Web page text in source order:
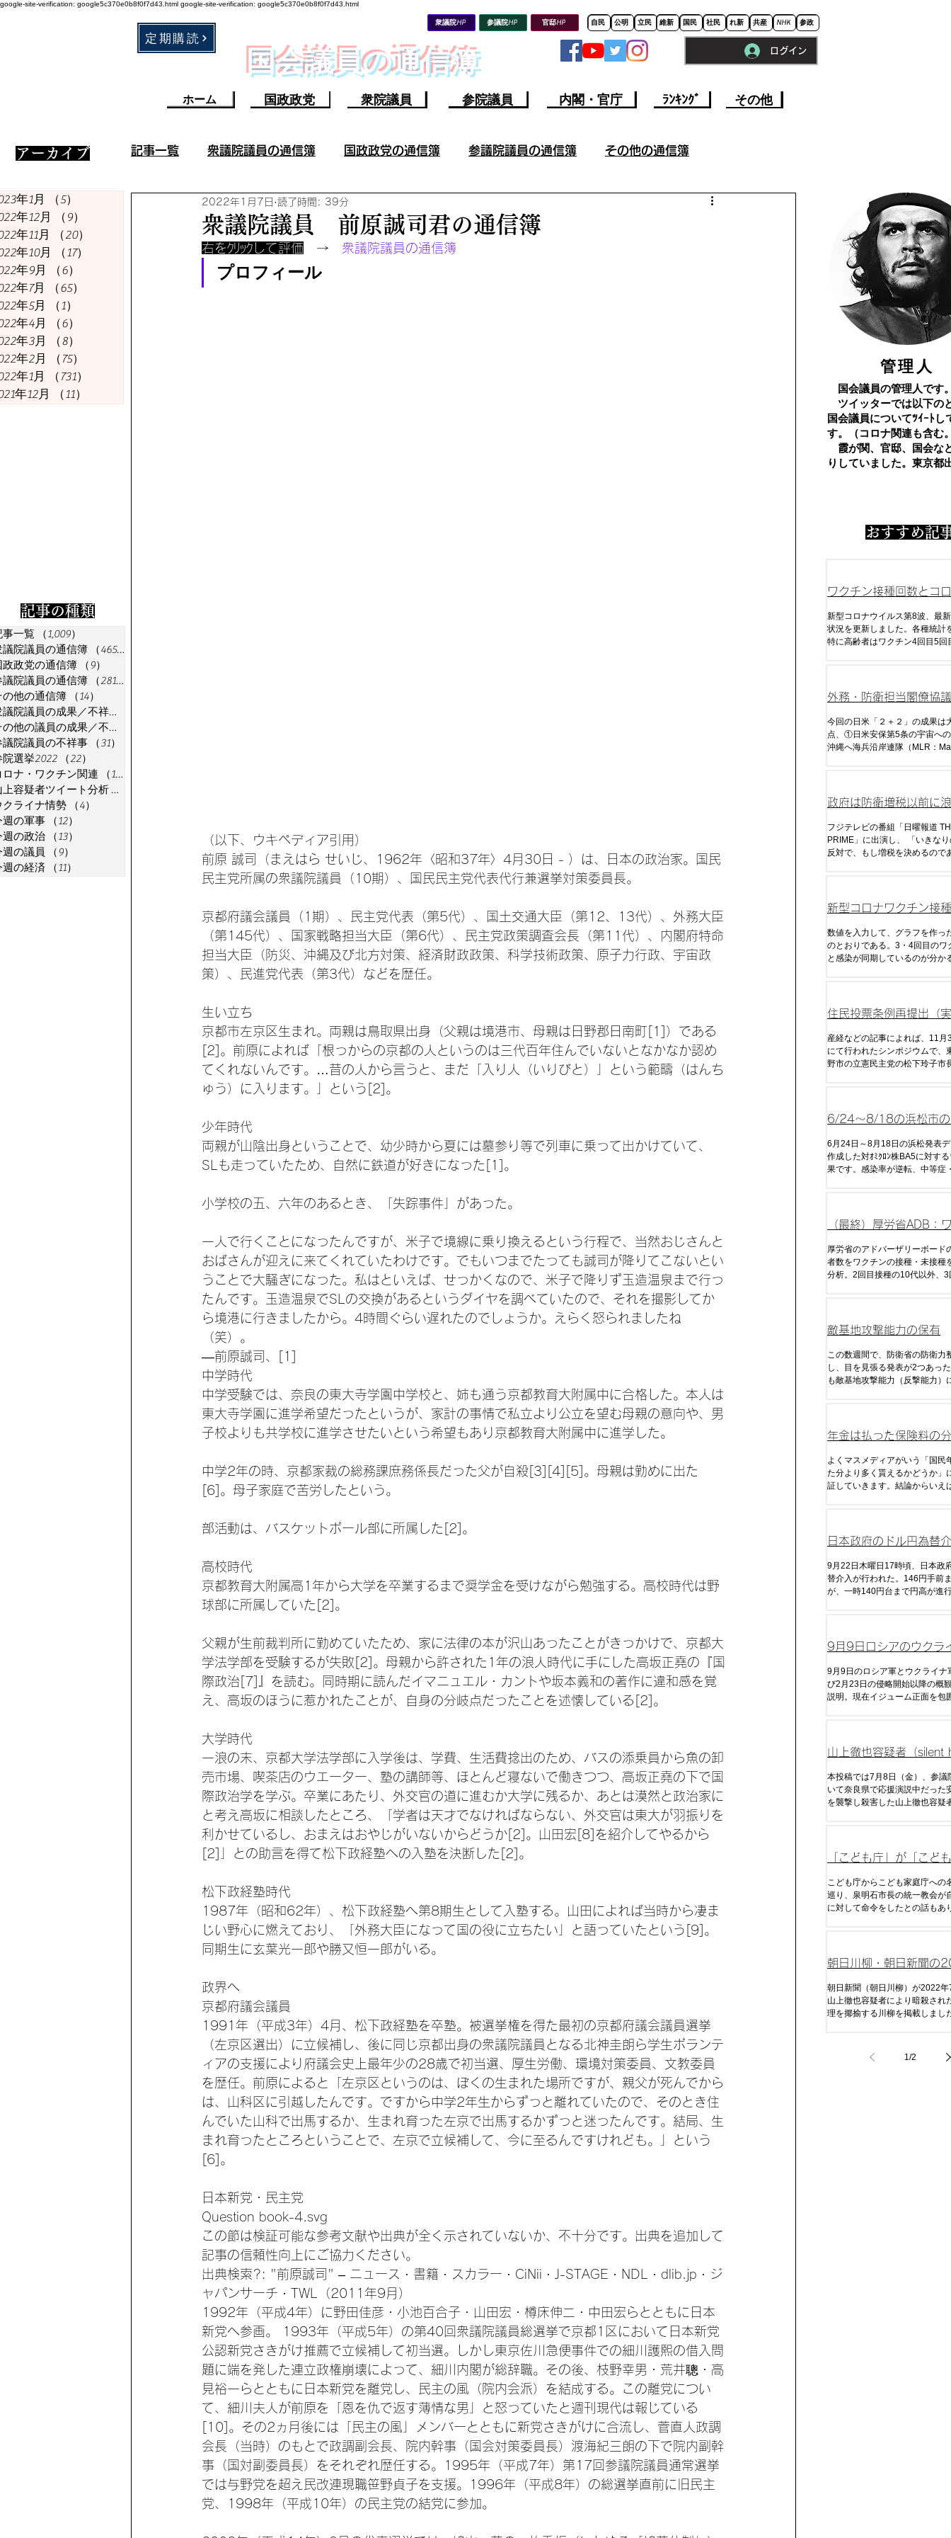
google-site-verification: google5c370e0b8f0f7d43.html google-site-verification: google5c370e0b8f0f7d43.html
定期購読
衆議院HP 参議院HP
​国会議員の通信簿
ホーム 国政政党 衆院議員 参院議員
官邸HP 自民 公明 立民 維新 国民 社民 れ新 共産 NHK 参政
ログイン
内閣・官庁 ﾗﾝｷﾝｸﾞ その他
​アーカイブ
年1月 （5）
年12月
（9）
年11月
（20）
年10月
（17）
年9月
（6）
年7月
（65）
年5月
（1）
年4月
（6）
年3月
（8）
年2月
（75）
年1月
（731）
年12月
（11）
​記事の種類
事一覧 （1,009）
議院議員の通信簿
（465）
政政党の通信簿
（9）
議院議員の通信簿
（281）
の他の通信簿
（14）
衆議院議員の成果／不祥事
その他の議員の成果／不祥事
議院議員の不祥事
（31）
院選挙2022
（22）
ロナ・ワクチン関連
（18）
上容疑者ツイート分析 （1）
クライナ情勢
（4）
週の軍事
（12）
週の政治
（13）
週の議員
（9）
週の経済
（11）
記事一覧 衆議院議員の通信簿 国政政党の通信簿 参議院議員の通信簿 その他の通信簿
衆議院議員の成果／不祥事 その他の議員の成果／不祥事 参院選挙2022
コロナ・ワクチン関連 山上容疑者ツイート分析
衆議院議員 前原誠司君の通信簿
2022年1月7日 読了時間: 39分
右をｸﾘｯｸして評価 → 衆議院議員の通信簿
プロフィール
（以下、ウキペディア引用）
前原 誠司（まえはら せいじ、1962年〈昭和37年〉4月30日 - ）は、日本の政治家。国民
民主党所属の衆議院議員（10期）、国民民主党代表代行兼選挙対策委員長。
京都府議会議員（1期）、民主党代表（第5代）、国土交通大臣（第12、13代）、外務大臣
（第145代）、国家戦略担当大臣（第6代）、民主党政策調査会長（第11代）、内閣府特命
担当大臣（防災、沖縄及び北方対策、経済財政政策、科学技術政策、原子力行政、宇宙政
策）、民進党代表（第3代）などを歴任。
生い立ち
京都市左京区生まれ。両親は鳥取県出身（父親は境港市、母親は日野郡日南町[1]）である
[2]。前原によれば「根っからの京都の人というのは三代百年住んでいないとなかなか認め
てくれないんです。…昔の人から言うと、まだ「入り人（いりびと）」という範疇（はんち
ゅう）に入ります。」という[2]。
少年時代
両親が山陰出身ということで、幼少時から夏には墓参り等で列車に乗って出かけていて、
SLも走っていたため、自然に鉄道が好きになった[1]。
小学校の五、六年のあるとき、「失踪事件」があった。
一人で行くことになったんですが、米子で境線に乗り換えるという行程で、当然おじさんと
おばさんが迎えに来てくれていたわけです。でもいつまでたっても誠司が降りてこないとい
うことで大騒ぎになった。私はといえば、せっかくなので、米子で降りず玉造温泉まで行っ
たんです。玉造温泉でSLの交換があるというダイヤを調べていたので、それを撮影してか
ら境港に行きましたから。4時間ぐらい遅れたのでしょうか。えらく怒られましたね
（笑）。
—前原誠司、[1]
中学時代
中学受験では、奈良の東大寺学園中学校と、姉も通う京都教育大附属中に合格した。本人は
東大寺学園に進学希望だったというが、家計の事情で私立より公立を望む母親の意向や、男
子校よりも共学校に進学させたいという希望もあり京都教育大附属中に進学した。
中学2年の時、京都家裁の総務課庶務係長だった父が自殺[3][4][5]。母親は勤めに出た
[6]。母子家庭で苦労したという。
部活動は、バスケットボール部に所属した[2]。
高校時代
京都教育大附属高1年から大学を卒業するまで奨学金を受けながら勉強する。高校時代は野
球部に所属していた[2]。
父親が生前裁判所に勤めていたため、家に法律の本が沢山あったことがきっかけで、京都大
学法学部を受験するが失敗[2]。母親から許された1年の浪人時代に手にした高坂正堯の『国
際政治[7]』を読む。同時期に読んだイマニュエル・カントや坂本義和の著作に違和感を覚
え、高坂のほうに惹かれたことが、自身の分岐点だったことを述懐している[2]。
大学時代
一浪の末、京都大学法学部に入学後は、学費、生活費捻出のため、バスの添乗員から魚の卸
売市場、喫茶店のウエーター、塾の講師等、ほとんど寝ないで働きつつ、高坂正堯の下で国
際政治学を学ぶ。卒業にあたり、外交官の道に進むか大学に残るか、あとは漠然と政治家に
と考え高坂に相談したところ、「学者は天才でなければならない、外交官は東大が羽振りを
利かせているし、おまえはおやじがいないからどうか[2]。山田宏[8]を紹介してやるから
[2]」との助言を得て松下政経塾への入塾を決断した[2]。
松下政経塾時代
1987年（昭和62年）、松下政経塾へ第8期生として入塾する。山田によれば当時から凄ま
じい野心に燃えており、「外務大臣になって国の役に立ちたい」と語っていたという[9]。
同期生に玄葉光一郎や勝又恒一郎がいる。
政界へ
京都府議会議員
1991年（平成3年）4月、松下政経塾を卒塾。被選挙権を得た最初の京都府議会議員選挙
（左京区選出）に立候補し、後に同じ京都出身の衆議院議員となる北神圭朗ら学生ボランテ
ィアの支援により府議会史上最年少の28歳で初当選、厚生労働、環境対策委員、文教委員
を歴任。前原によると「左京区というのは、ぼくの生まれた場所ですが、親父が死んでから
は、山科区に引越したんです。ですから中学2年生からずっと離れていたので、そのとき住
んでいた山科で出馬するか、生まれ育った左京で出馬するかずっと迷ったんです。結局、生
まれ育ったところということで、左京で立候補して、今に至るんですけれども。」という
[6]。
日本新党・民主党
この節は検証可能な参考文献や出典が全く示されていないか、不十分です。出典を追加して
記事の信頼性向上にご協力ください。
出典検索?: "前原誠司" – ニュース · 書籍 · スカラー · CiNii · J-STAGE · NDL · dlib.jp · ジ
ャパンサーチ · TWL（2011年9月）
1992年（平成4年）に野田佳彦・小池百合子・山田宏・樽床伸二・中田宏らとともに日本
新党へ参画。 1993年（平成5年）の第40回衆議院議員総選挙で京都1区において日本新党
公認新党さきがけ推薦で立候補して初当選。しかし東京佐川急便事件での細川護熙の借入問
題に端を発した連立政権崩壊によって、細川内閣が総辞職。その後、枝野幸男・荒井聰・高
見裕一らとともに日本新党を離党し、民主の風（院内会派）を結成する。この離党につい
て、細川夫人が前原を「恩を仇で返す薄情な男」と怒っていたと週刊現代は報じている
[10]。その2ヵ月後には「民主の風」メンバーとともに新党さきがけに合流し、菅直人政調
会長（当時）のもとで政調副会長、院内幹事（国会対策委員長）渡海紀三朗の下で院内副幹
事（国対副委員長）をそれぞれ歴任する。1995年（平成7年）第17回参議院議員通常選挙
では与野党を超え民改連現職笹野貞子を支援。1996年（平成8年）の総選挙直前に旧民主
党、1998年（平成10年）の民主党の結党に参加。
​管理人
国会議員の管理人です
ツイッターでは以下の
国会議員についてﾂｲｰﾄし
す。（コロナ関連も含む
霞が関、官邸、国会な
りしていました。東京都
おすすめ記
ワクチン接種回数とコ
及びコロナ死
新型コロナウイルス第8波、最
状況を更新しました。各種統計
特に高齢者はワクチン4回目5回
外務・防衛担当閣僚協
ラス2）
今回の日米「２＋２」の成果は
点、①日米安保第5条の宇宙へ
沖縄へ海兵沿岸連隊（MLR：
政府は防衛増税以前に
くすべき
フジテレビの番組「日曜報道
PRIME」に出演し、 「いきなりの増税には
反対で、もし増税を決めるので
断いただく必要が当然ある」と
た。
新型コロナワクチン接
ナ感染・死・超過死亡
数値を入力して、グラフを作っ
のとおりである。3・4回目のワ
と感染が同期しているのが分か
の波形と強く相関していること
住民投票条例再提出（
国人参政権） へ 松下市
向表明
産経などの記事によれば、11月
にて行われたシンポジウムで、
野市の立憲民主党の松下玲子市
でも投票権を与えると明言し、
の政策決定
6/24～8/18の浜松市の
ワクチン効果（発症率
率・重症率）
6月24日～8月18日の浜松発表
作成した対ｵﾐｸﾛﾝ株BA5に対す
果です。感染率が逆転、中等症
（最終）厚労省ADB：
接種による発症率の逆転
厚労省のアドバーザリーボード
者数をワクチンの接種・未接種
分析。2回目接種の10代以外、3
敵基地攻撃能力の保有
この数週間で、防衛省の防衛力
し、目を見張る発表が2つあっ
も敵基地攻撃能力（反撃能力）
年金は払った保険料の
く貰えるのか
よくマスメディアがいう「国民
た分より多く貰えるかどうか」
証していきます。結論からいえ
きな理由は「税金」です。
日本政府のドル円為替
析・予想
9月22日木曜日17時頃、日本政
替介入が行われた。146円手前
が、一時140円台まで円高が進
9月9日ロシアのウクラ
戦況分析
9月9日のロシア軍とウクライナ
び2月23日の侵略開始以降の概
説明。現在イジューム正面を包
山上徹也容疑者（silent
333@333_hill）のツイ
本投稿では7月8日（金）、参議
いて奈良県で応援演説中だった
を襲撃し殺害した山上徹也容疑
「こども庁」が「こど
庁」に変更された経緯
こども庁からこども家庭庁への
巡り、泉明石市長の統一教会が
に対して命令をしたとの話もあ
朝日川柳・朝日新聞の
月16日の西木空人選
朝日新聞（朝日川柳）が2022
山上徹也容疑者により暗殺され
理を揶揄する川柳を掲載しまし
か。見ていきましょう。まず、
なった遠因である「ラサール石
1/2